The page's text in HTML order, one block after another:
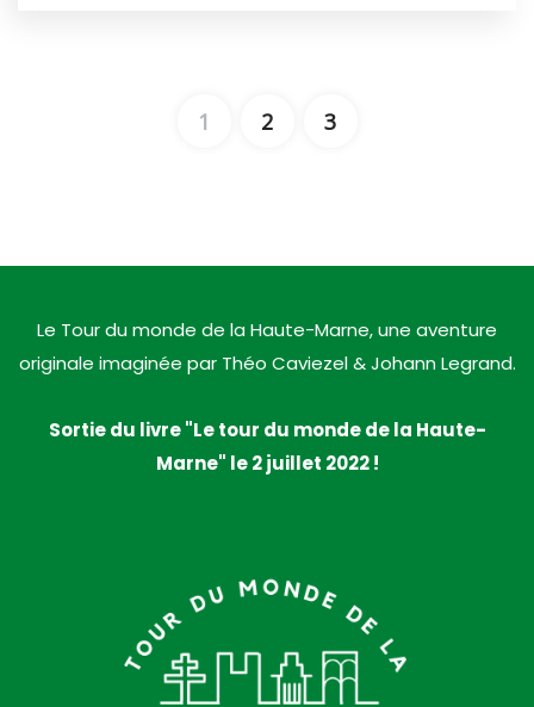
1 2 3
Le Tour du monde de la Haute-Marne, une aventure
originale imaginée par Théo Caviezel & Johann Legrand.
Sortie du livre "Le tour du monde de la Haute-
Marne" le 2 juillet 2022 !